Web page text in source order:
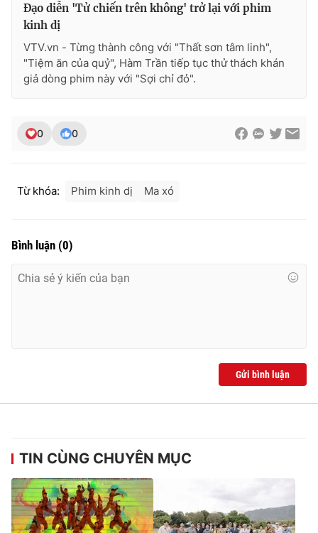
Đạo diễn 'Tử chiến trên không' trở lại với phim
kinh dị
VTV.vn - Từng thành công với "Thất sơn tâm linh",
"Tiệm ăn của quỷ", Hàm Trần tiếp tục thử thách khán
giả dòng phim này với "Sợi chỉ đỏ".
0 0
Từ khóa: Phim kinh dị Ma xó
Bình luận (0)
Gửi bình luận
TIN CÙNG CHUYÊN MỤC